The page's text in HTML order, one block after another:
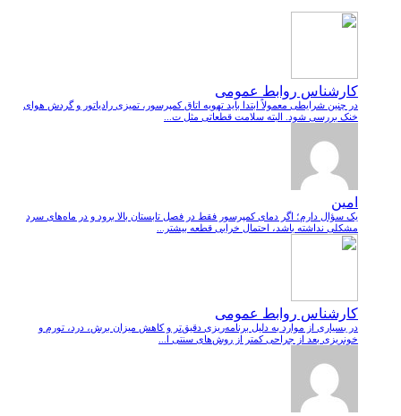
کارشناس روابط عمومی
در چنین شرایطی معمولاً ابتدا باید تهویه اتاق کمپرسور، تمیزی رادیاتور و گردش هوای
خنک بررسی شود. البته سلامت قطعاتی مثل ت...
امین
یک سؤال دارم؛ اگر دمای کمپرسور فقط در فصل تابستان بالا برود و در ماه‌های سرد
مشکلی نداشته باشد، احتمال خرابی قطعه بیشتر...
کارشناس روابط عمومی
در بسیاری از موارد به دلیل برنامه‌ریزی دقیق‌تر و کاهش میزان برش، درد، تورم و
خونریزی بعد از جراحی کمتر از روش‌های سنتی ا...